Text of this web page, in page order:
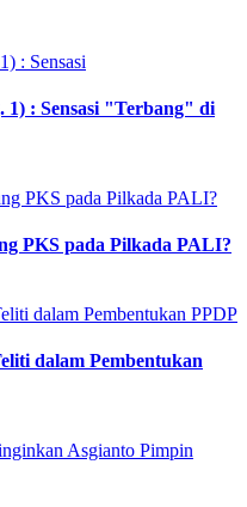
: Sensasi "Terbang" di
PKS pada Pilkada PALI?
dalam Pembentukan